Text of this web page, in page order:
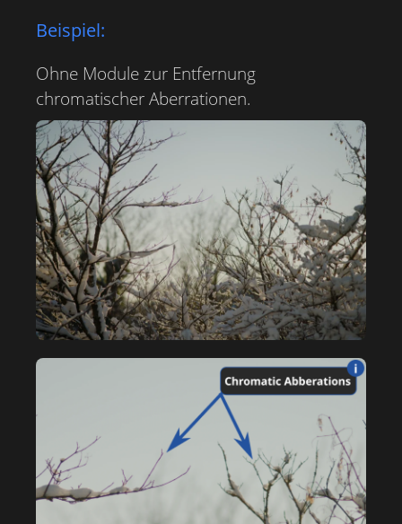
Beispiel:
Ohne Module zur Entfernung
chromatischer Aberrationen.